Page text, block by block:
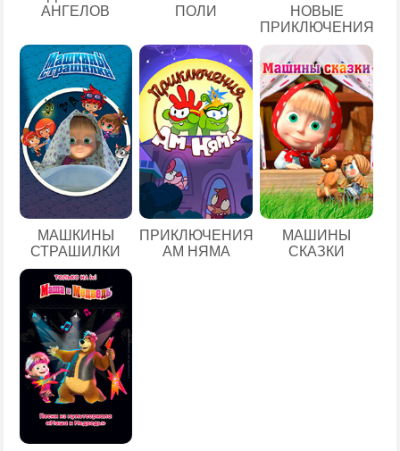
АНГЕЛОВ
ПОЛИ
НОВЫЕ
ПРИКЛЮЧЕНИЯ
МАШКИНЫ
СТРАШИЛКИ
ПРИКЛЮЧЕНИЯ
АМ НЯМА
МАШИНЫ
СКАЗКИ